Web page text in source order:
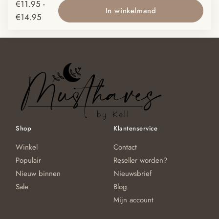
variaties.
optie
op
de
productpagina
€11.95 -
€14.95 Prijsklasse:
In winkelmand
Shop
Winkel
Populair
Nieuw binnen
Sale
Klantenservice
Contact
Reseller worden?
Nieuwsbrief
Blog
Mijn account